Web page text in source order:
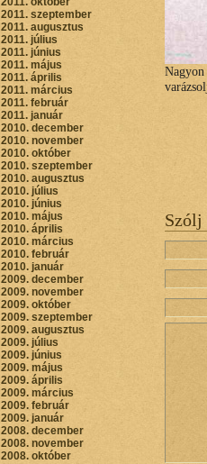
Szólj
2011. szeptember
2011. augusztus
2011. július
2011. június
2011. május
2011. április
2011. március
2011. február
2011. január
2010. december
2010. november
2010. október
2010. szeptember
2010. augusztus
2010. július
2010. június
2010. május
2010. április
2010. március
2010. február
2010. január
2009. december
2009. november
2009. október
2009. szeptember
2009. augusztus
2009. július
2009. június
2009. május
2009. április
2009. március
2009. február
2009. január
2008. december
2008. november
2008. október